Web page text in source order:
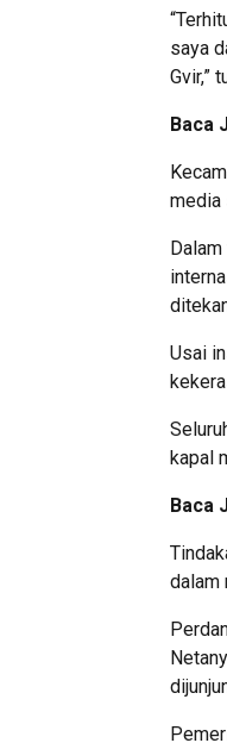
saya
Gvir,”
Baca
media
Usai
kapal
Baca
dalam